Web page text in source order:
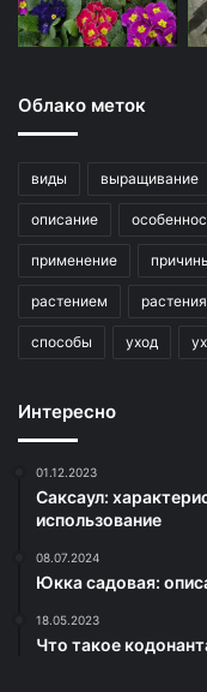
Облако меток
виды выращивание
описание
применение
растением растения
способы уход
Интересно
01.12.2023
Саксаул:
использование
08.07.2024
Юкка садовая:
18.05.2023
Что такое